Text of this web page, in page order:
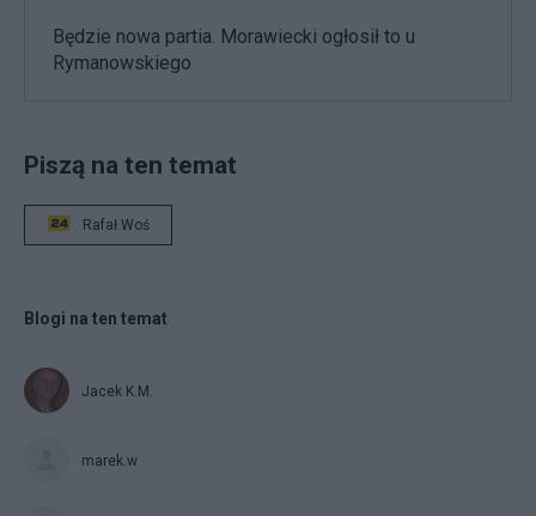
Będzie nowa partia. Morawiecki ogłosił to u
Rymanowskiego
Piszą na ten temat
Rafał Woś
Blogi na ten temat
Jacek K.M.
marek.w